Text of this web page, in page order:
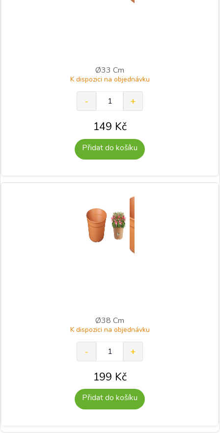
Ø33 Cm
K dispozici na objednávku
149 Kč
Přidat do košíku
Ø38 Cm
K dispozici na objednávku
199 Kč
Přidat do košíku